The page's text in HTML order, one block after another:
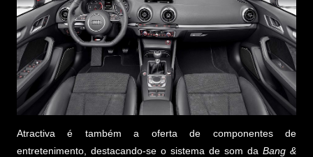
Atractiva é também a oferta de componentes de
entretenimento, destacando-se o sistema de som da Bang &